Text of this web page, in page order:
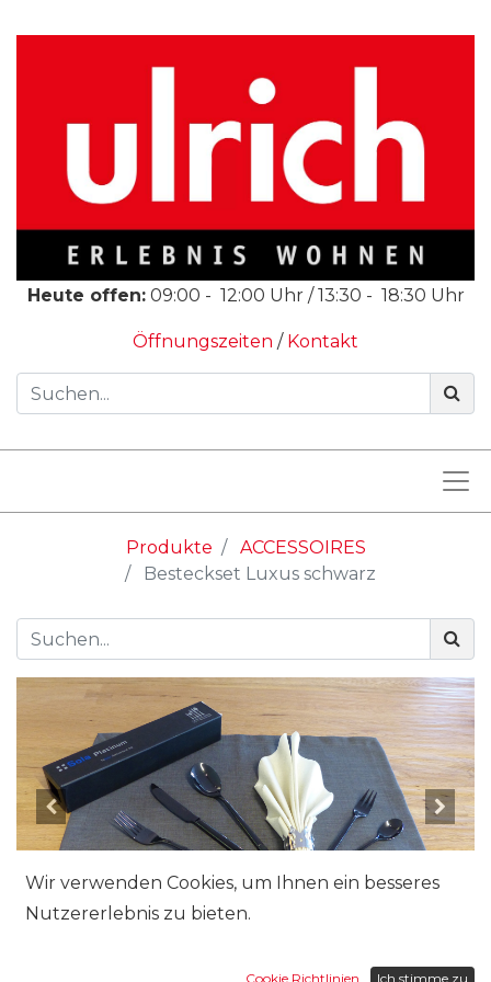
Heute offen: 09:00 - 12:00 Uhr /13:30 - 18:30 Uhr
Öffnungszeiten / Kontakt
Produkte
ACCESSOIRES
Besteckset Luxus schwarz
Wir verwenden Cookies, um Ihnen ein besseres
Nutzererlebnis zu bieten.
Cookie Richtlinien Ich stimme zu